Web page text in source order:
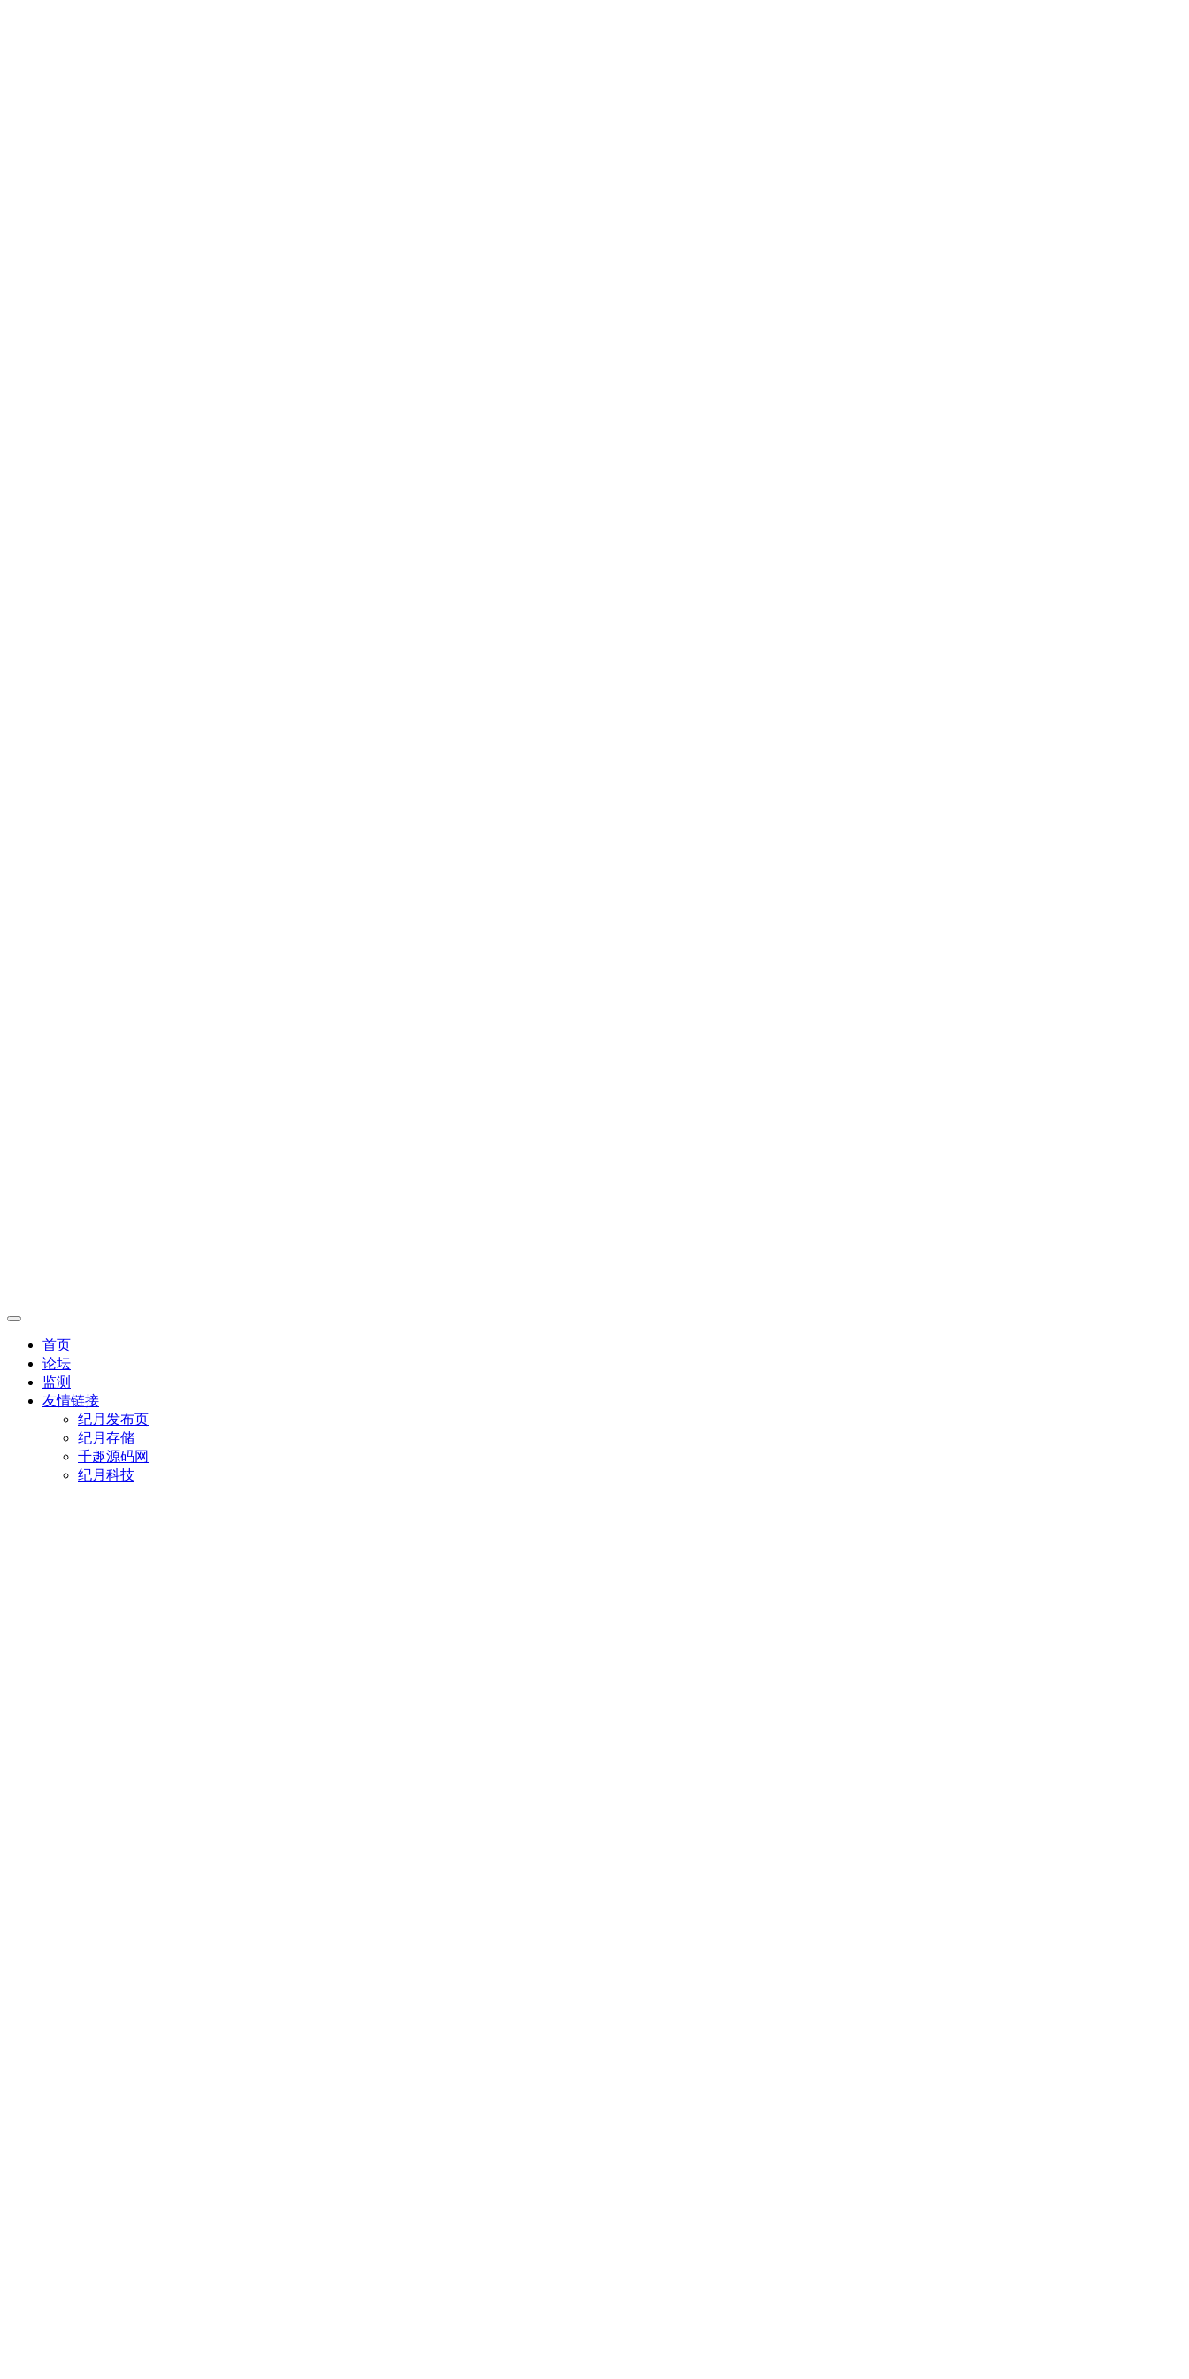
首页
论坛
监测
友情链接
纪月发布页
纪月存储
千趣源码网
纪月科技